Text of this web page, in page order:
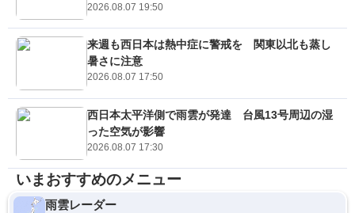
2026.08.07 19:50
来週も西日本は熱中症に警戒を 関東以北も蒸し
暑さに注意
2026.08.07 17:50
西日本太平洋側で雨雲が発達 台風13号周辺の湿
った空気が影響
2026.08.07 17:30
いまおすすめのメニュー
雨雲レーダー